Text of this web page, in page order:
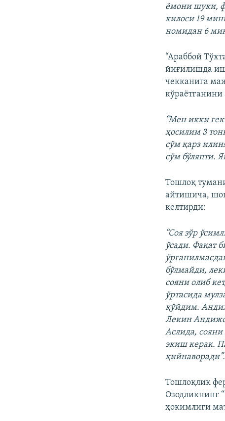
ёмони шуки,
килоси 19
номидан 6
“Араббой
йиғилишда
чекканига
кўраётганини
“Мен икки
ҳосилим 3
сўм қарз
сўм бўляпти.
Тошлоқ
айтишича,
келтирди:
“Соя зўр
ўсади. Фақат
бўлмайди,
сояни олиб
ўртасида
қўйдим.
Лекин
Аслида, сояни
экиш керак.
қийнаворади”.
Тошлоқлик
Озодликнинг
ҳокимлиги